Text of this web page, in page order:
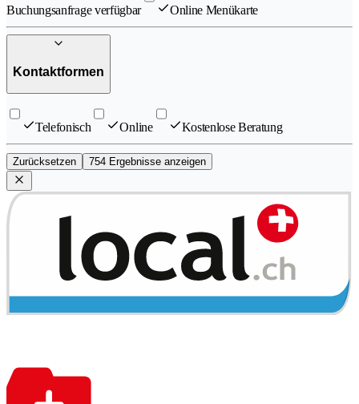
Buchungsanfrage verfügbar Online Menükarte
Kontaktformen
Telefonisch Online Kostenlose Beratung
Zurücksetzen 754 Ergebnisse anzeigen